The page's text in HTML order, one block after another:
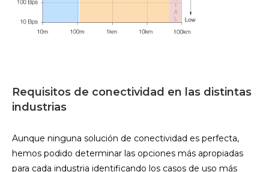
Requisitos de conectividad en las distintas
industrias
Aunque ninguna solución de conectividad es perfecta,
hemos podido determinar las opciones más apropiadas
para cada industria identificando los casos de uso más